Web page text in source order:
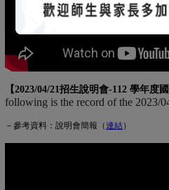
【2023/04/21招生說明會-112 學年度
following is the record of the 2023/
－參考資料：說明會簡報（連結(另開新視窗)
）